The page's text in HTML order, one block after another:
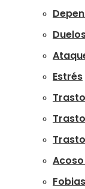
Estrés
Fobias